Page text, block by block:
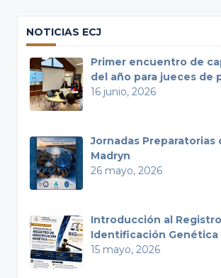
NOTICIAS ECJ
Primer encuentro de
del año para jueces de
16 junio, 2026
Jornadas Preparatorias
Madryn
26 mayo, 2026
Introducción al
Identificación Genética
15 mayo, 2026